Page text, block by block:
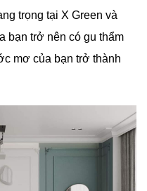
trọng tại X Green và
bạn trở nên có gu thẩm
mơ của bạn trở thành